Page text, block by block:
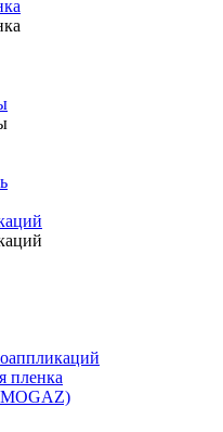
пленка